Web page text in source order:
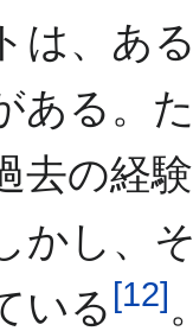
、あ
ある。
去の経
かし、
いる [12]